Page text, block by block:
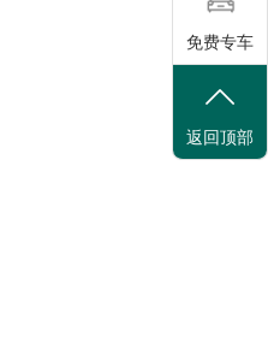
免费专车
返回顶部